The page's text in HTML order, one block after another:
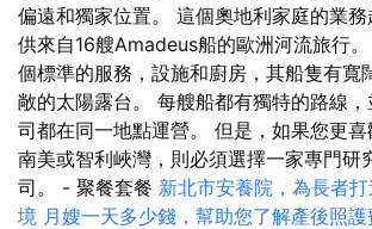
偏遠和獨家位置。 這個奧地利家庭的業
供來自16艘Amadeus船的歐洲河流旅行
個標準的服務，設施和廚房，其船隻有寬
敞的太陽露台。 每艘船都有獨特的路線
司都在同一地點運營。 但是，如果您更喜
南美或智利峽灣，則必須選擇一家專門研
司。 - 聚餐套餐 新北市安養院，為長者
境 月嫂一天多少錢，幫助您了解產後照護